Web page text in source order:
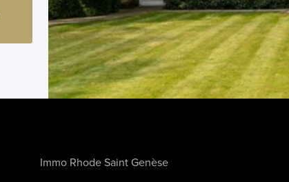
Immo Rhode Saint Genèse